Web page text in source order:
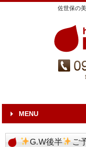
佐世保の
MENU
G.W後半 ご